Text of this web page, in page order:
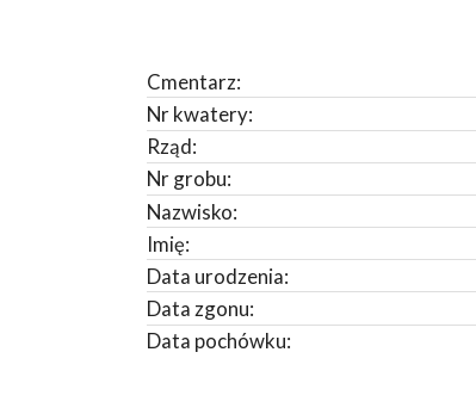
Cmentarz:
Nr kwatery:
Rząd:
Nr grobu:
Nazwisko:
Imię:
Data urodzenia:
Data zgonu:
Data pochówku: